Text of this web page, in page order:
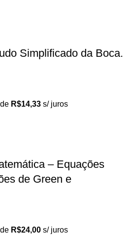
Simplificado da Boca.
R$14,33 s/ juros
– Equações
de Green e
R$24,00 s/ juros